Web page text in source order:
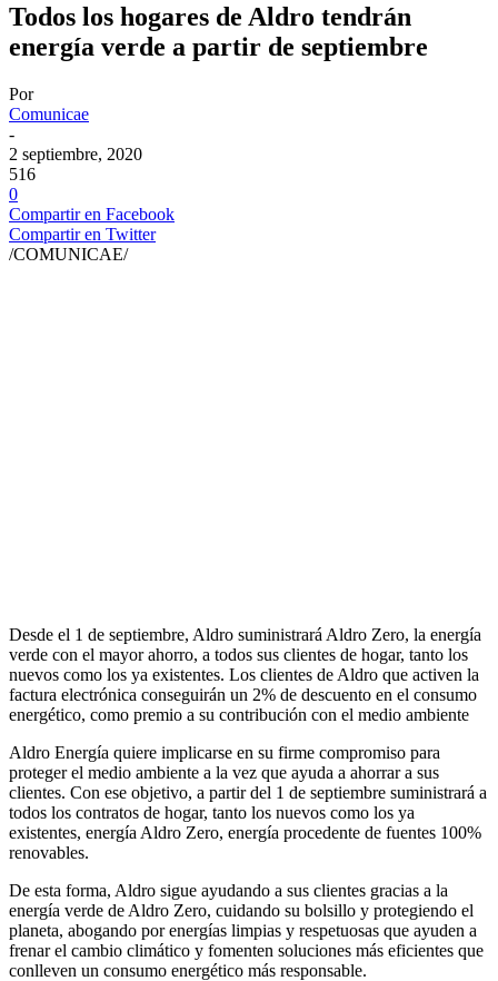
Todos los hogares de Aldro tendrán
energía verde a partir de septiembre
Por
Comunicae
-
2 septiembre, 2020
516
0
Compartir en Facebook
Compartir en Twitter
/COMUNICAE/
Desde el 1 de septiembre, Aldro suministrará Aldro Zero, la energía
verde con el mayor ahorro, a todos sus clientes de hogar, tanto los
nuevos como los ya existentes. Los clientes de Aldro que activen la
factura electrónica conseguirán un 2% de descuento en el consumo
energético, como premio a su contribución con el medio ambiente
Aldro Energía quiere implicarse en su firme compromiso para
proteger el medio ambiente a la vez que ayuda a ahorrar a sus
clientes. Con ese objetivo, a partir del 1 de septiembre suministrará a
todos los contratos de hogar, tanto los nuevos como los ya
existentes, energía Aldro Zero, energía procedente de fuentes 100%
renovables.
De esta forma, Aldro sigue ayudando a sus clientes gracias a la
energía verde de Aldro Zero, cuidando su bolsillo y protegiendo el
planeta, abogando por energías limpias y respetuosas que ayuden a
frenar el cambio climático y fomenten soluciones más eficientes que
conlleven un consumo energético más responsable.